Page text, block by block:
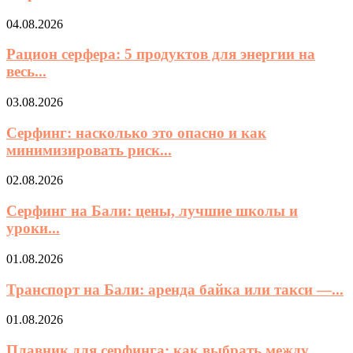
04.08.2026
Рацион серфера: 5 продуктов для энергии на
весь...
03.08.2026
Серфинг: насколько это опасно и как
минимизировать риск...
02.08.2026
Серфинг на Бали: цены, лучшие школы и
уроки...
01.08.2026
Транспорт на Бали: аренда байка или такси —...
01.08.2026